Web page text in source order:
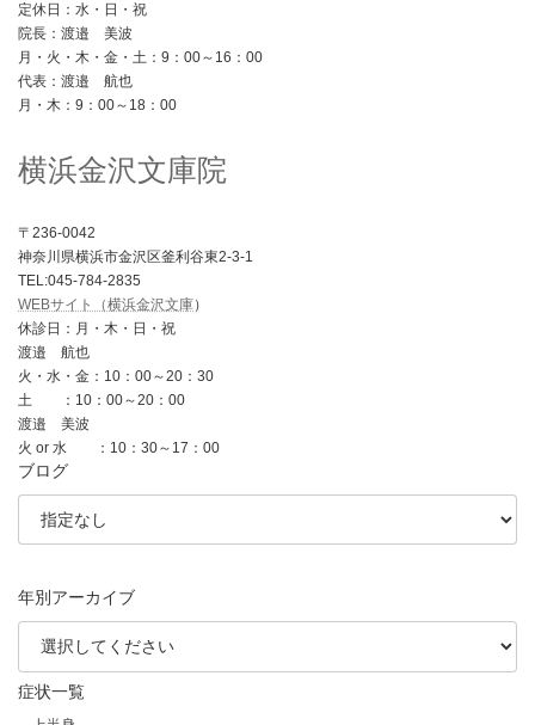
定休日：水・日・祝
院長：渡邉 美波
月・火・木・金・土：9：00～16：00
代表：渡邉 航也
月・木：9：00～18：00
横浜金沢文庫院
〒236-0042
神奈川県横浜市金沢区釜利谷東2-3-1
TEL:045-784-2835
WEBサイト（横浜金沢文庫）
休診日：月・木・日・祝
渡邉 航也
火・水・金：10：00～20：30
土 ：10：00～20：00
渡邉 美波
火 or 水 ：10：30～17：00
ブログ
年別アーカイブ
症状一覧